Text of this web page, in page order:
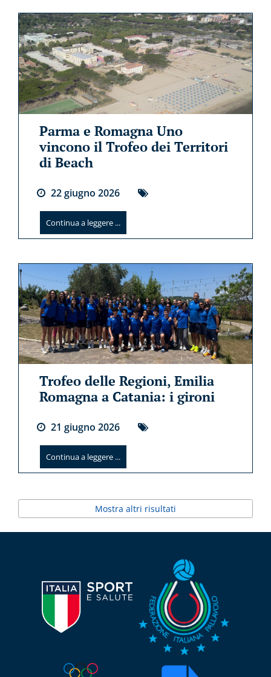
Parma e Romagna Uno
vincono il Trofeo dei Territori
di Beach
22giugno 2026
Continua a leggere ...
Trofeo delle Regioni, Emilia
Romagna a Catania: i gironi
21 giugno 2026
Continua a leggere ...
Mostra altri risultati